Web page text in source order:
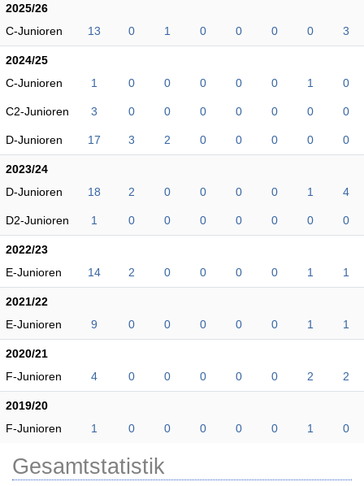
2025/26
C-Junioren
13 0 1 0 0 0 0 3
2024/25
C-Junioren
1 0 0 0 0 0 1 0
C2-Junioren 3 0 0 0 0 0 0 0
D-Junioren 17 3 2 0 0 0 0 0
2023/24
D-Junioren
18 2 0 0 0 0 1 4
D2-Junioren 1 0 0 0 0 0 0 0
2022/23
E-Junioren
14 2 0 0 0 0 1 1
2021/22
E-Junioren
9 0 0 0 0 0 1 1
2020/21
F-Junioren
4 0 0 0 0 0 2 2
2019/20
F-Junioren
1 0 0 0 0 0 1 0
Gesamtstatistik